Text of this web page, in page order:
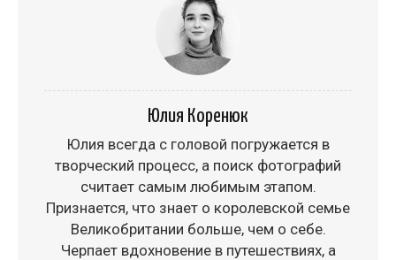
Юлия Коренюк
Юлия всегда с головой погружается в
творческий процесс, а поиск фотографий
считает самым любимым этапом.
Признается, что знает о королевской семье
Великобритании больше, чем о себе.
Черпает вдохновение в путешествиях, а